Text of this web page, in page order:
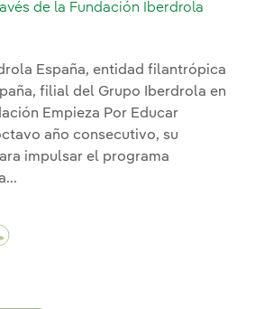
de la Fundación Iberdrola
España, entidad filantrópica
filial del Grupo Iberdrola en
Empieza Por Educar
año consecutivo, su
impulsar el programa
impulsa el talento STEM
Iberdrola impulsa el talento STEM
Iberdrola impulsa el talento